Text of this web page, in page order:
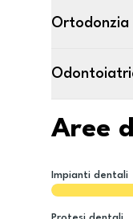
Ortodonzia
Aree
Impianti dentali